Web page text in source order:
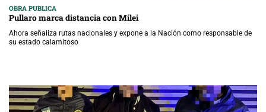
OBRA PUBLICA
Pullaro marca distancia con Milei
Ahora señaliza rutas nacionales y expone a la Nación como responsable de
su estado calamitoso